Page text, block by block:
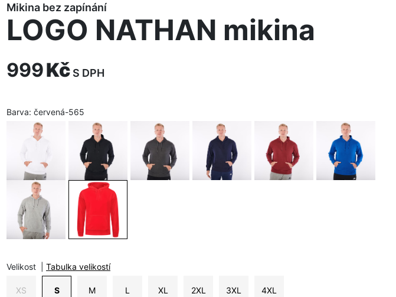
Mikina bez zapínání
LOGO NATHAN mikina
999Kč S DPH
Barva: červená-565
Velikost Tabulka velikostí
XS S M L XL 2XL 3XL 4XL